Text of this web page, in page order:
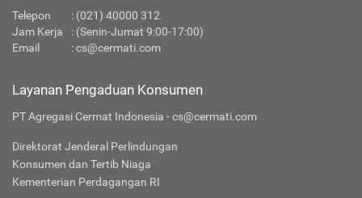
Telepon : (021) 40000 312
Jam Kerja
: (Senin-Jumat 9:00-17:00)
Email
:cs@cermati.com
Layanan Pengaduan Konsumen
PT Agregasi Cermat Indonesia - cs@cermati.com
Direktorat Jenderal Perlindungan
Konsumen dan Tertib Niaga
Kementerian Perdagangan RI